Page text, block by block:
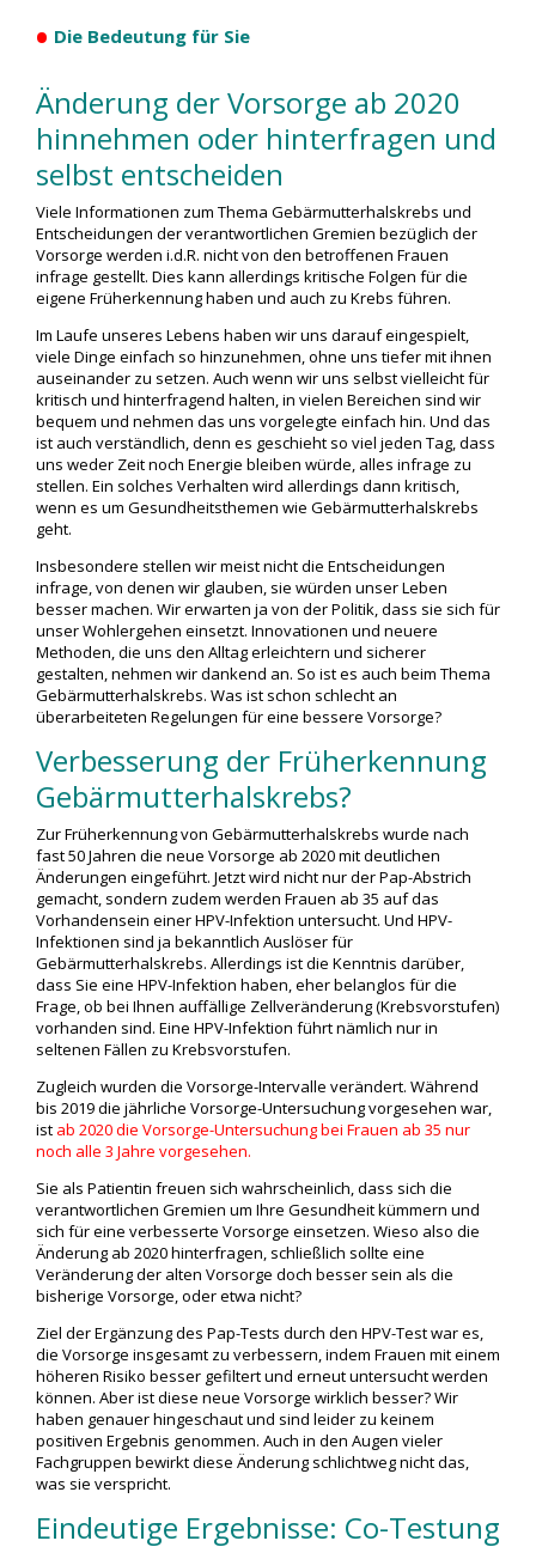
• Die Bedeutung für Sie
Änderung der Vorsorge ab 2020
hinnehmen oder hinterfragen und
selbst entscheiden
Viele Informationen zum Thema Gebärmutterhalskrebs und
Entscheidungen der verantwortlichen Gremien bezüglich der
Vorsorge werden i.d.R. nicht von den betroffenen Frauen
infrage gestellt. Dies kann allerdings kritische Folgen für die
eigene Früherkennung haben und auch zu Krebs führen.
Im Laufe unseres Lebens haben wir uns darauf eingespielt,
viele Dinge einfach so hinzunehmen, ohne uns tiefer mit ihnen
auseinander zu setzen. Auch wenn wir uns selbst vielleicht für
kritisch und hinterfragend halten, in vielen Bereichen sind wir
bequem und nehmen das uns vorgelegte einfach hin. Und das
ist auch verständlich, denn es geschieht so viel jeden Tag, dass
uns weder Zeit noch Energie bleiben würde, alles infrage zu
stellen. Ein solches Verhalten wird allerdings dann kritisch,
wenn es um Gesundheitsthemen wie Gebärmutterhalskrebs
geht.
Insbesondere stellen wir meist nicht die Entscheidungen
infrage, von denen wir glauben, sie würden unser Leben
besser machen. Wir erwarten ja von der Politik, dass sie sich für
unser Wohlergehen einsetzt. Innovationen und neuere
Methoden, die uns den Alltag erleichtern und sicherer
gestalten, nehmen wir dankend an. So ist es auch beim Thema
Gebärmutterhalskrebs. Was ist schon schlecht an
überarbeiteten Regelungen für eine bessere Vorsorge?
Verbesserung der Früherkennung
Gebärmutterhalskrebs?
Zur Früherkennung von Gebärmutterhalskrebs wurde nach
fast 50 Jahren die neue Vorsorge ab 2020 mit deutlichen
Änderungen eingeführt. Jetzt wird nicht nur der Pap-Abstrich
gemacht, sondern zudem werden Frauen ab 35 auf das
Vorhandensein einer HPV-Infektion untersucht. Und HPV-
Infektionen sind ja bekanntlich Auslöser für
Gebärmutterhalskrebs. Allerdings ist die Kenntnis darüber,
dass Sie eine HPV-Infektion haben, eher belanglos für die
Frage, ob bei Ihnen auffällige Zellveränderung (Krebsvorstufen)
vorhanden sind. Eine HPV-Infektion führt nämlich nur in
seltenen Fällen zu Krebsvorstufen.
Zugleich wurden die Vorsorge-Intervalle verändert. Während
bis 2019 die jährliche Vorsorge-Untersuchung vorgesehen war,
ist ab 2020 die Vorsorge-Untersuchung bei Frauen ab 35 nur
noch alle 3 Jahre vorgesehen.
Sie als Patientin freuen sich wahrscheinlich, dass sich die
verantwortlichen Gremien um Ihre Gesundheit kümmern und
sich für eine verbesserte Vorsorge einsetzen. Wieso also die
Änderung ab 2020 hinterfragen, schließlich sollte eine
Veränderung der alten Vorsorge doch besser sein als die
bisherige Vorsorge, oder etwa nicht?
Ziel der Ergänzung des Pap-Tests durch den HPV-Test war es,
die Vorsorge insgesamt zu verbessern, indem Frauen mit einem
höheren Risiko besser gefiltert und erneut untersucht werden
können. Aber ist diese neue Vorsorge wirklich besser? Wir
haben genauer hingeschaut und sind leider zu keinem
positiven Ergebnis genommen. Auch in den Augen vieler
Fachgruppen bewirkt diese Änderung schlichtweg nicht das,
was sie verspricht.
Eindeutige Ergebnisse: Co-Testung